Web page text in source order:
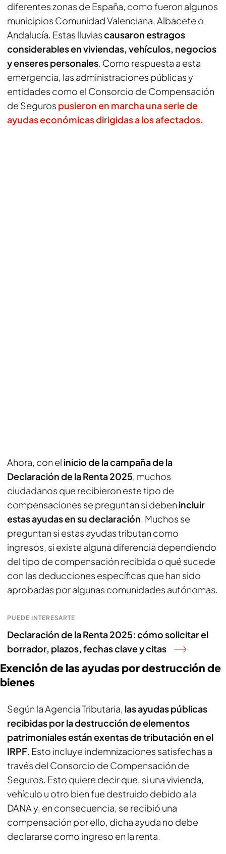
diferentes zonas de España, como fueron algunos
municipios Comunidad Valenciana, Albacete o
Andalucía. Estas lluviascausaron estragos
considerables en viviendas, vehículos, negocios
y enseres personales. Como respuesta a esta
emergencia, las administraciones públicas y
entidades como el Consorcio de Compensación
de Seguros pusieron en marcha una serie de
ayudas económicas dirigidas a los afectados.
Ahora, con el inicio de la campaña de la
Declaración de la Renta 2025, muchos
ciudadanos que recibieron este tipo de
compensaciones se preguntan si deben incluir
estas ayudas en su declaración. Muchos se
preguntan si estas ayudas tributan como
ingresos, si existe alguna diferencia dependiendo
del tipo de compensación recibida o qué sucede
con las deducciones específicas que han sido
aprobadas por algunas comunidades autónomas.
PUEDE INTERESARTE
Declaración de la Renta 2025: cómo solicitar el
borrador, plazos, fechas clave y citas
Exención de las ayudas por destrucción de
bienes
Según la Agencia Tributaria, las ayudas públicas
recibidas por la destrucción de elementos
patrimoniales están exentas de tributación en el
IRPF. Esto incluye indemnizaciones satisfechas a
través del Consorcio de Compensación de
Seguros. Esto quiere decir que, si una vivienda,
vehículo u otro bien fue destruido debido a la
DANA y, en consecuencia, se recibió una
compensación por ello, dicha ayuda no debe
declararse como ingreso en la renta.